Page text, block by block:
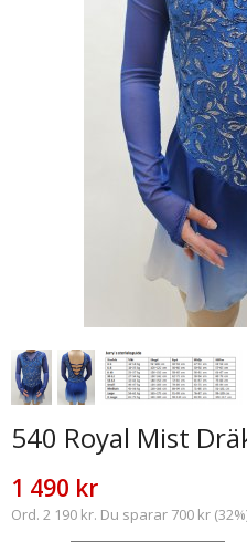
540 Royal Mist
1 490 kr
Ord. 2 190 kr. Du sparar 700 kr